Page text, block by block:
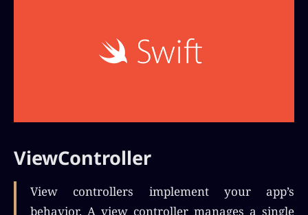
ViewController
View controllers implement your app’s
behavior. A view controller manages a single